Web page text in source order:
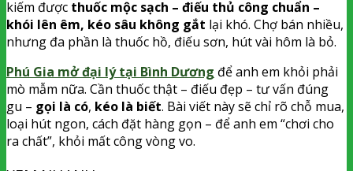
kiếm được thuốc mộc sạch – điếu thủ công chuẩn –
khói lên êm, kéo sâu không gắt lại khó. Chợ bán nhiều,
nhưng đa phần là thuốc hồ, điếu sơn, hút vài hôm là bỏ.
Phú Gia mở đại lý tại Bình Dương để anh em khỏi phải
mò mẫm nữa. Cần thuốc thật – điếu đẹp – tư vấn đúng
gu – gọi là có, kéo là biết. Bài viết này sẽ chỉ rõ chỗ mua,
loại hút ngon, cách đặt hàng gọn – để anh em “chơi cho
ra chất”, khỏi mất công vòng vo.